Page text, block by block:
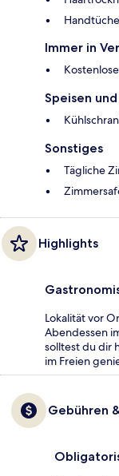
Immer in
Speisen
Sonstiges
Tägliche
Highlights
Lokalität vor
Abendessen
solltest du dir
im Freien
Gebühren